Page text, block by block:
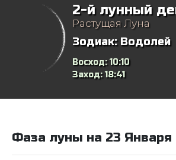
2-й лунный
Растущая Луна
Зодиак: Водолей
Восход:10:10
Заход:18:41
Фаза луны на 23 Января